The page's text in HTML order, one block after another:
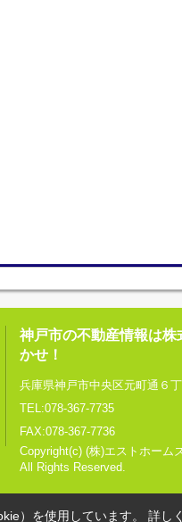
神戸市の不動産情報は株
かせ！
兵庫県神戸市中央区元町通６
TEL:078-367-7735
FAX:078-367-7736
Copyright(c) (株)エストホーム
All Rights Reserved.
）を使用しています。 詳し